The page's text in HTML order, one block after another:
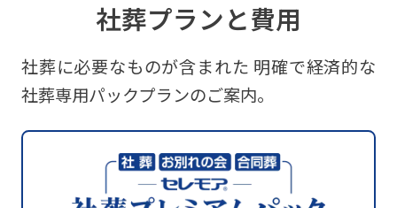
社葬プランと費用
社葬に必要なものが含まれた 明確で経済的な
社葬専用パックプランのご案内。